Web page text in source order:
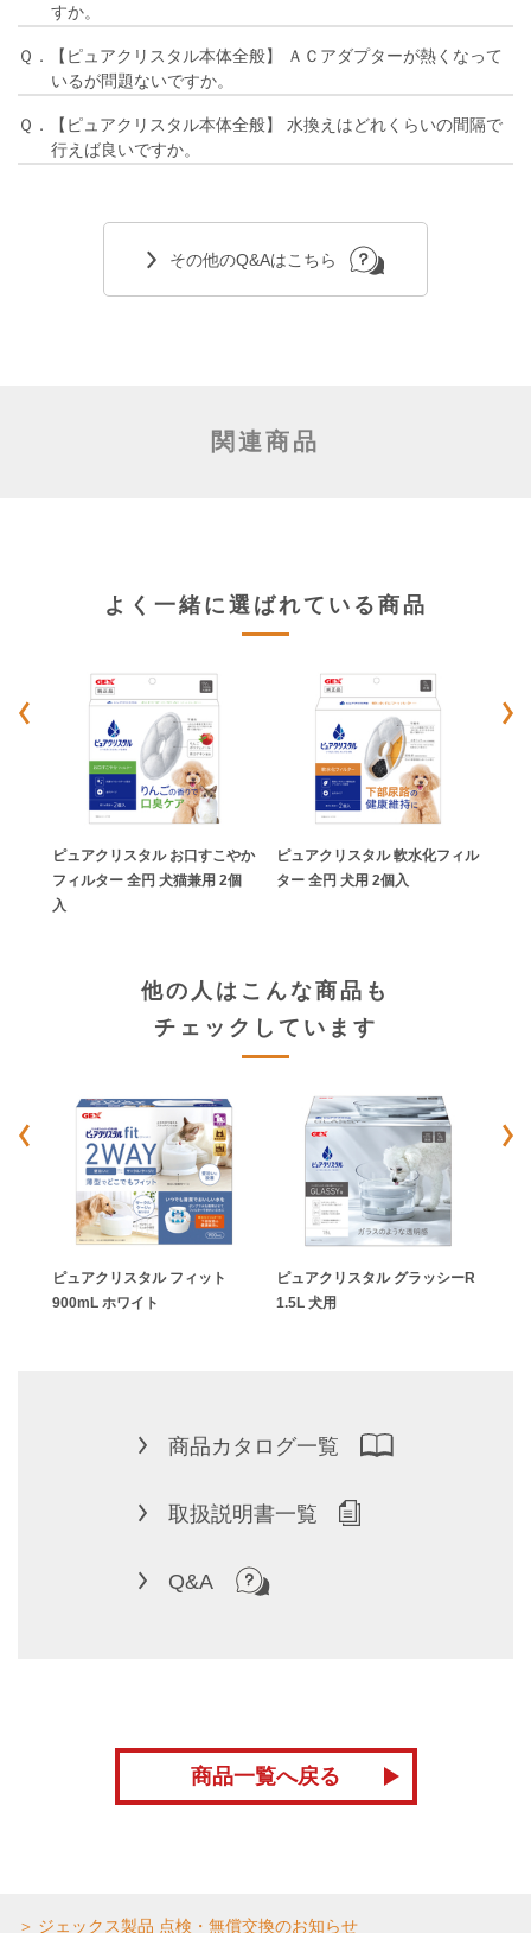
すか。
Ｑ．【ピュアクリスタル本体全般】 ＡＣアダプターが熱くなって
いるが問題ないですか。
Ｑ．【ピュアクリスタル本体全般】 水換えはどれくらいの間隔で
行えば良いですか。
その他のQ&Aはこちら
関連商品
よく一緒に選ばれている商品
ピュアクリスタル お口すこやか
フィルター 全円 犬猫兼用 2個
入
ピュアクリスタル 軟水化フィル
ター 全円 犬用 2個入
他の人はこんな商品も
チェックしています
ピュアクリスタル フィット
900mL ホワイト
ピュアクリスタル グラッシーR
1.5L 犬用
商品カタログ一覧
取扱説明書一覧
Q&A
商品一覧へ戻る
ジェックス製品 点検・無償交換のお知らせ